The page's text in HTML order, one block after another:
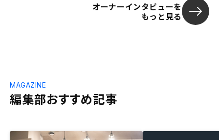
オーナーインタビューを
もっと見る
編集部おすすめ記事
MAGAZINE